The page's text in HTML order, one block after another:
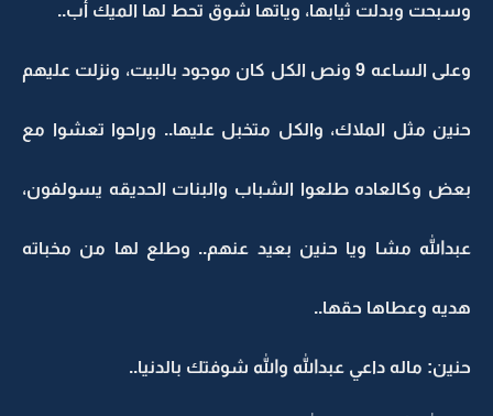
وسبحت وبدلت ثيابها، وياتها شوق تحط لها الميك أب..
وعلى الساعه 9 ونص الكل كان موجود بالبيت، ونزلت عليهم
حنين مثل الملاك، والكل متخبل عليها.. وراحوا تعشوا مع
بعض وكالعاده طلعوا الشباب والبنات الحديقه يسولفون،
عبدالله مشا ويا حنين بعيد عنهم.. وطلع لها من مخباته
هديه وعطاها حقها..
حنين: ماله داعي عبدالله والله شوفتك بالدنيا..